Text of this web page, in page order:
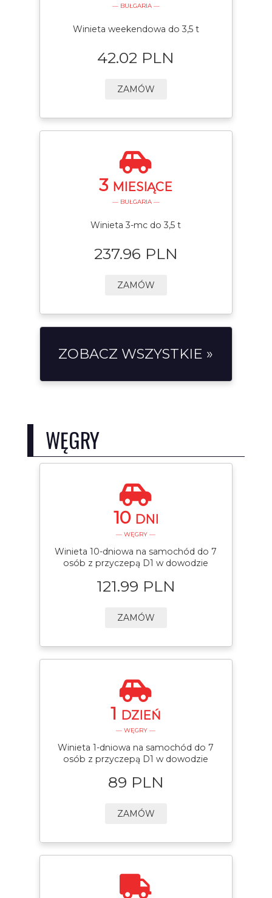
— BUŁGARIA —
Winieta weekendowa do 3,5 t
42.02 PLN
ZAMÓW
3 MIESIĄCE
— BUŁGARIA —
Winieta 3-mc do 3,5 t
237.96 PLN
ZAMÓW
ZOBACZ WSZYSTKIE »
WĘGRY
10 DNI
— WĘGRY —
Winieta 10-dniowa na samochód do 7
osób z przyczepą D1 w dowodzie
121.99 PLN
ZAMÓW
1 DZIEŃ
— WĘGRY —
Winieta 1-dniowa na samochód do 7
osób z przyczepą D1 w dowodzie
89 PLN
ZAMÓW